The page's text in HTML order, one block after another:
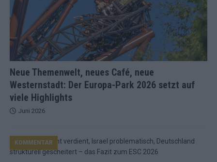
Neue Themenwelt, neues Café, neue
Westernstadt: Der Europa-Park 2026 setzt auf
viele Highlights
Juni 2026
KOMMENTAR